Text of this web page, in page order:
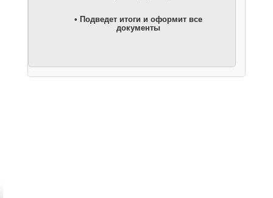
• Подведет итоги и оформит все
документы